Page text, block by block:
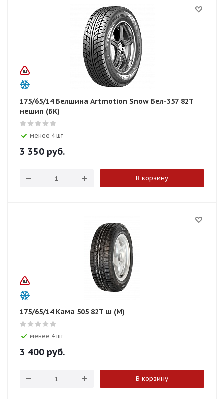
175/65/14 Белшина Artmotion Snow Бел-357 82T
нешип (БК)
менее 4 шт
3 350 руб.
В корзину
175/65/14 Кама 505 82T ш (М)
менее 4 шт
3 400 руб.
В корзину